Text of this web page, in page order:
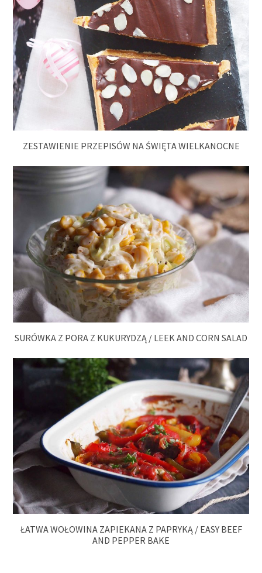
ZESTAWIENIE PRZEPISÓW NA ŚWIĘTA WIELKANOCNE
SURÓWKA Z PORA Z KUKURYDZĄ / LEEK AND CORN SALAD
ŁATWA WOŁOWINA ZAPIEKANA Z PAPRYKĄ / EASY BEEF
AND PEPPER BAKE